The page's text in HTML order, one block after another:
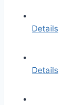
Details
Details